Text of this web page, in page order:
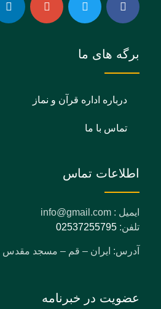
برگه های ما
درباره اداره قرآن و نماز
تماس با ما
اطلاعات تماس
ایمیل : info@gmail.com
تلفن: 02537255795
آدرس: ایران – قم – مسجد مقدس
عضویت در خبرنامه